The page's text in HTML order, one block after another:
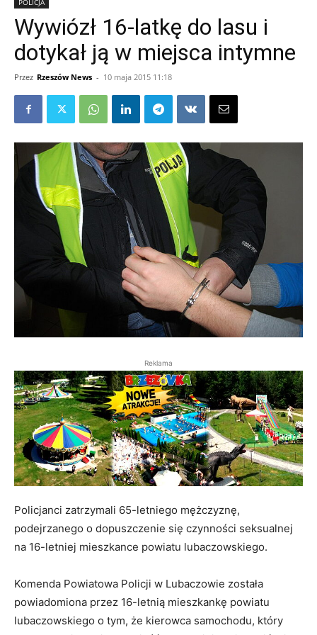
POLICJA
Wywiózł 16-latkę do lasu i
dotykał ją w miejsca intymne
Przez Rzeszów News - 10 maja 2015 11:18
Reklama
Policjanci zatrzymali 65-letniego mężczyznę,
podejrzanego o dopuszczenie się czynności seksualnej
na 16-letniej mieszkance powiatu lubaczowskiego.
Komenda Powiatowa Policji w Lubaczowie została
powiadomiona przez 16-letnią mieszkankę powiatu
lubaczowskiego o tym, że kierowca samochodu, który